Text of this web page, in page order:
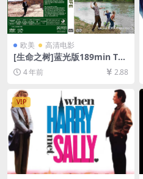
欧美 高清电影
[生命之树]蓝光版189min The
Tree of Life (2011)[百度网盘
+迅雷云盘资源1080P超清未
删减][MP4/11GB][中英字幕]
4 年前 2.88
VIP